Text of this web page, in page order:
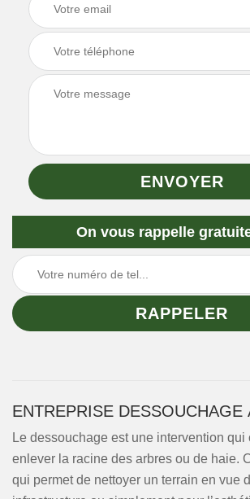
On vous rappelle
ENTREPRISE DESSOUCHAGE
Le dessouchage est une intervention qui
enlever la racine des arbres ou de haie.
qui permet de nettoyer un terrain en vue